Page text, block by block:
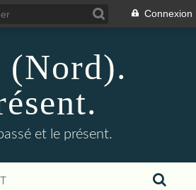
Connexion
et le présent.